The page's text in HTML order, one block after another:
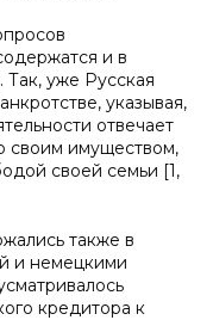
и в
Так, уже Русская
указывая,
отвечает
своим имуществом,
своей семьи [1,
также в
и немецкими
кредитора к